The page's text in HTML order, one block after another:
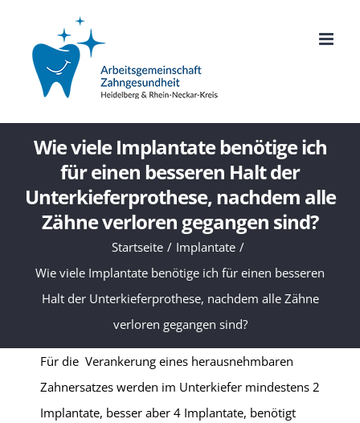
springen
Wie viele Implantate benötige ich
für einen besseren Halt der
Unterkieferprothese, nachdem alle
Zähne verloren gegangen sind?
Startseite
Implantate
Wie viele Implantate benötige ich für einen besseren
Halt der Unterkieferprothese, nachdem alle Zähne
verloren gegangen sind?
Für die Verankerung eines herausnehmbaren
Zahnersatzes werden im Unterkiefer mindestens 2
Implantate, besser aber 4 Implantate, benötigt